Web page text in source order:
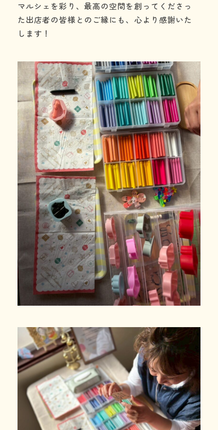
マルシェを彩り、最高の空間を創ってくださっ
た出店者の皆様とのご縁にも、心より感謝いた
します！